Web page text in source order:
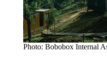
Photo: Bobobox Internal